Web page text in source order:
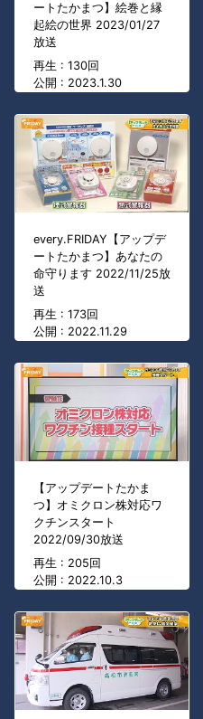
ートたかまつ】絵巻と縁
起絵の世界 2023/01/27
放送
再生 : 130回
公開 : 2023.1.30
every.FRIDAY【アップデ
ートたかまつ】あなたの
命守ります 2022/11/25放
送
再生 : 173回
公開 : 2022.11.29
【アップデートたかま
つ】オミクロン株対応ワ
クチンスタート
2022/09/30放送
再生 : 205回
公開 : 2022.10.3